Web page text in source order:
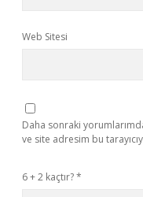
Web Sitesi
Daha sonraki
ve site adresim bu
6 + 2 kaçtır?*